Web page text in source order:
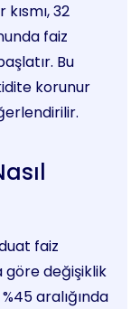
32
faiz
Bu
korunur
faiz
değişiklik
aralığında